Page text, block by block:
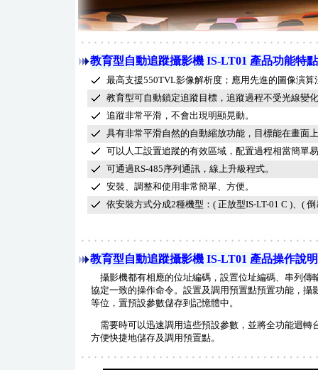
教育型自動追蹤攝影機 IS-LT01 產品功能特點
最高支援550TVL影像解析度；應用先進的圖像演
教育型可自動鎖定追蹤目標，追蹤過程不受光線變
追蹤非常平滑，不會出現明顯晃動。
具有非常平滑自然的自動縮放功能，目標能在畫面
可以人工設置追蹤的有效區域，配置過程相當簡單
可通過RS-485序列通訊，線上升級程式。
安裝、調整和使用非常簡單、方便。
依安裝方式分成2種機型：( 正放型IS-LT-01 C )、( 倒
教育型自動追蹤攝影機 IS-LT01 產品操作說明
攝影機都有相應的位址編碼，設置位址編碼、串列傳
協定一致的操作命令。設置及調用預置點預置功能，
等位，置預設參數儲存到記憶體中。
需要時可以迅速調用這些預設參數，並將全功能迴轉
方便快捷地儲存及調用預置點。